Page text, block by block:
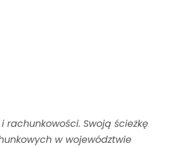
Swoją ścieżkę
w województwie